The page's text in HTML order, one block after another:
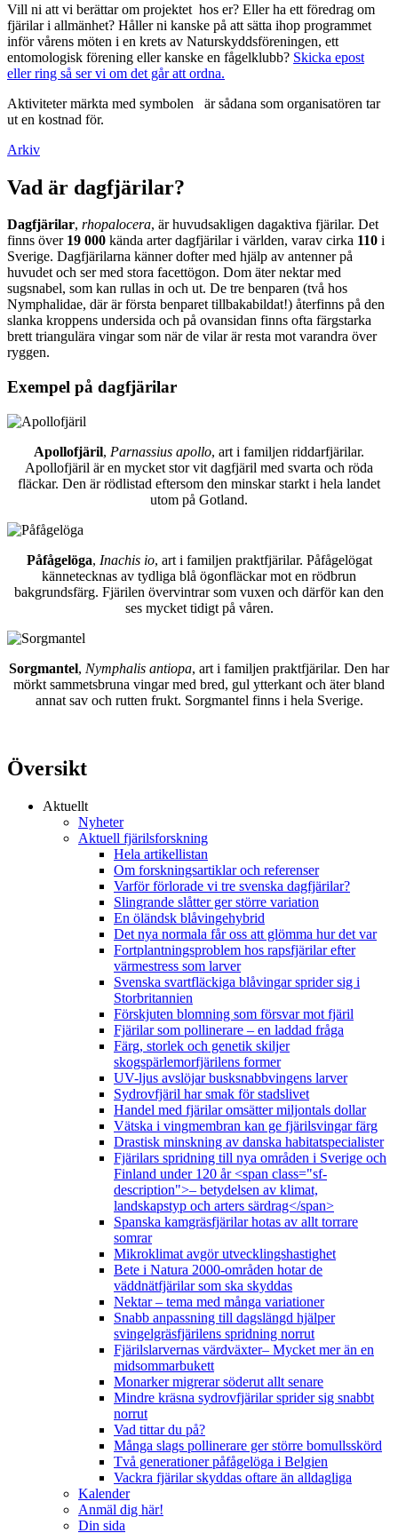
Vill ni att vi berättar om projektet hos er? Eller ha ett föredrag om
fjärilar i allmänhet? Håller ni kanske på att sätta ihop programmet
inför vårens möten i en krets av Naturskyddsföreningen, ett
entomologisk förening eller kanske en fågelklubb? Skicka epost
eller ring så ser vi om det går att ordna.
Aktiviteter märkta med symbolen
är sådana som organisatören tar
ut en kostnad för.
Arkiv
Vad är dagfjärilar?
Dagfjärilar, rhopalocera, är huvudsakligen dagaktiva fjärilar. Det
finns över 19 000 kända arter dagfjärilar i världen, varav cirka 110 i
Sverige. Dagfjärilarna känner dofter med hjälp av antenner på
huvudet och ser med stora facettögon. Dom äter nektar med
sugsnabel, som kan rullas in och ut. De tre benparen (två hos
Nymphalidae, där är första benparet tillbakabildat!) återfinns på den
slanka kroppens undersida och på ovansidan finns ofta färgstarka
brett triangulära vingar som när de vilar är resta mot varandra över
ryggen.
Exempel på dagfjärilar
Apollofjäril, Parnassius apollo, art i familjen riddarfjärilar.
Apollofjäril är en mycket stor vit dagfjäril med svarta och röda
fläckar. Den är rödlistad eftersom den minskar starkt i hela landet
utom på Gotland.
Påfågelöga, Inachis io, art i familjen praktfjärilar. Påfågelögat
kännetecknas av tydliga blå ögonfläckar mot en rödbrun
bakgrundsfärg. Fjärilen övervintrar som vuxen och därför kan den
ses mycket tidigt på våren.
Sorgmantel, Nymphalis antiopa, art i familjen praktfjärilar. Den har
mörkt sammetsbruna vingar med bred, gul ytterkant och äter bland
annat sav och rutten frukt. Sorgmantel finns i hela Sverige.
Översikt
Aktuellt
Nyheter
Aktuell fjärilsforskning
Hela artikellistan
Om forskningsartiklar och referenser
Varför förlorade vi tre svenska dagfjärilar?
Slingrande slåtter ger större variation
En öländsk blåvingehybrid
Det nya normala får oss att glömma hur det var
Fortplantningsproblem hos rapsfjärilar efter
värmestress som larver
Svenska svartfläckiga blåvingar sprider sig i
Storbritannien
Förskjuten blomning som försvar mot fjäril
Fjärilar som pollinerare – en laddad fråga
Färg, storlek och genetik skiljer
skogspärlemorfjärilens former
UV-ljus avslöjar busksnabbvingens larver
Sydrovfjäril har smak för stadslivet
Handel med fjärilar omsätter miljontals dollar
Vätska i vingmembran kan ge fjärilsvingar färg
Drastisk minskning av danska habitatspecialister
Fjärilars spridning till nya områden i Sverige och
Finland under 120 år <span class="sf-
description">– betydelsen av klimat,
landskapstyp och arters särdrag</span>
Spanska kamgräsfjärilar hotas av allt torrare
somrar
Mikroklimat avgör utvecklingshastighet
Bete i Natura 2000-områden hotar de
väddnätfjärilar som ska skyddas
Nektar – tema med många variationer
Snabb anpassning till dagslängd hjälper
svingelgräsfjärilens spridning norrut
Fjärilslarvernas värdväxter– Mycket mer än en
midsommarbukett
Monarker migrerar söderut allt senare
Mindre kräsna sydrovfjärilar sprider sig snabbt
norrut
Vad tittar du på?
Många slags pollinerare ger större bomullsskörd
Två generationer påfågelöga i Belgien
Vackra fjärilar skyddas oftare än alldagliga
Kalender
Anmäl dig här!
Din sida